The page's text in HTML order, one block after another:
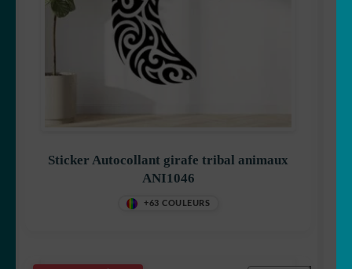
Sticker Autocollant girafe tribal animaux
ANI1046
+63 COULEURS